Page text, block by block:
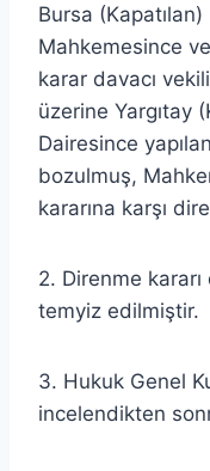
Bursa
Mahkemesince
karar davacı
üzerine Yargıtay
Dairesince
bozulmuş,
kararına karşı
2. Direnme
temyiz edilmiştir.
3. Hukuk Genel
incelendikten